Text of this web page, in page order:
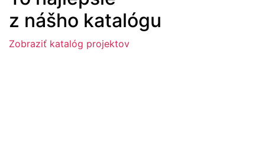
z nášho katalógu
Zobraziť katalóg projektov